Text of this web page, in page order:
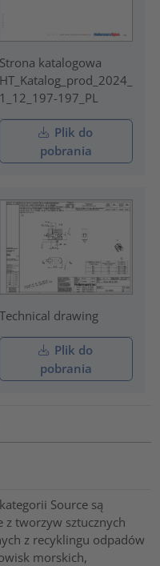
Strona katalogowa
HT_Katalog_prod_2024_
1_12_197-197_PL
Plik do
pobrania
Technical drawing
Plik do
pobrania
Source są
z tworzyw sztucznych
z recyklingu odpadów
morskich,